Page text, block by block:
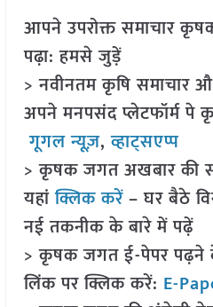
आपने उपरोक्त समाचार
पढ़ा: हमसे जुड़ें
> नवीनतम कृषि
अपने मनपसंद प्लेटफॉर्म
गूगल न्यूज़,व्हाट्सएप्प
> कृषक जगत अखबार की
यहांक्लिक करें– घर बैठे
नई तकनीक के बारे में पढ़ें
> कृषक जगत ई-पेपर पढ़ने
लिंक पर क्लिक करें: E-